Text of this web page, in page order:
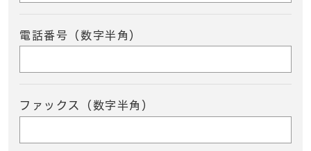
電話番号（数字半角）
ファックス（数字半角）